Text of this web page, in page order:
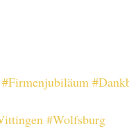
#Firmenjubiläum
#Wolfsburg